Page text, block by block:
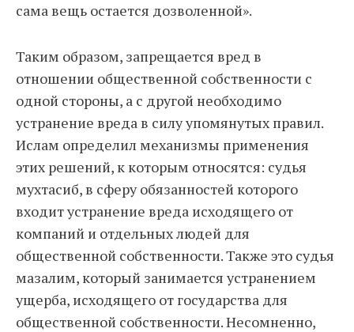
сама вещь остается дозволенной».
Таким образом, запрещается вред в
отношении общественной собственности с
одной стороны, а с другой необходимо
устранение вреда в силу упомянутых правил.
Ислам определил механизмы применения
этих решений, к которым относятся: судья
мухтасиб, в сферу обязанностей которого
входит устранение вреда исходящего от
компаний и отдельных людей для
общественной собственности. Также это судья
мазалим, который занимается устранением
ущерба, исходящего от государства для
общественной собственности. Несомненно,